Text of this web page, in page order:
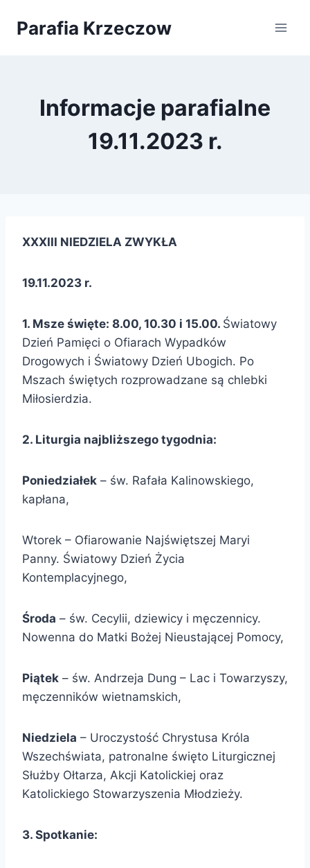
Parafia Krzeczow
Informacje parafialne
19.11.2023 r.
XXXIII NIEDZIELA ZWYKŁA
19.11.2023 r.
1. Msze święte: 8.00, 10.30 i 15.00. Światowy
Dzień Pamięci o Ofiarach Wypadków
Drogowych i Światowy Dzień Ubogich. Po
Mszach świętych rozprowadzane są chlebki
Miłosierdzia.
2. Liturgia najbliższego tygodnia:
Poniedziałek – św. Rafała Kalinowskiego,
kapłana,
Wtorek – Ofiarowanie Najświętszej Maryi
Panny. Światowy Dzień Życia
Kontemplacyjnego,
Środa – św. Cecylii, dziewicy i męczennicy.
Nowenna do Matki Bożej Nieustającej Pomocy,
Piątek – św. Andrzeja Dung – Lac i Towarzyszy,
męczenników wietnamskich,
Niedziela – Uroczystość Chrystusa Króla
Wszechświata, patronalne święto Liturgicznej
Służby Ołtarza, Akcji Katolickiej oraz
Katolickiego Stowarzyszenia Młodzieży.
3. Spotkanie: